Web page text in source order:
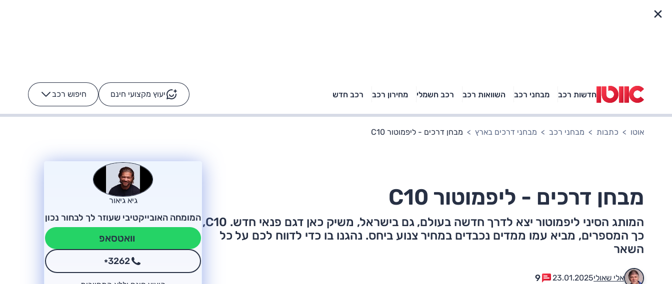
חדשות רכב מבחני רכב השוואות רכב רכב חשמלי מחירון רכב רכב חדש יעוץ מקצועי חינם חיפוש רכב -
באיזה רכב פנאי נוסעת
טויוטה ראב 4, קיה
ספורטאז' לונג ויונדאי
הנייר ועל הכביש
רכבי הסלבס: על מה נוסע
הרכב לא מתקלקל. המסך
כן
אוטו כתבות מבחני רכב מבחני דרכים בארץ מבחן דרכים - ליפמוטור C10
מבחן דרכים - ליפמוטור C10
המותג הסיני ליפמוטור יצא לדרך חדשה בעולם, גם בישראל, משיק כאן דגם פנאי חדש. C10,
כך המספרים, מביא עמו ממדים נכבדים במחיר צנוע ביחס. נהגנו בו כדי לדווח לכם על כל
השאר
אלי שאולי23.01.2025
9
גיא גיאור
המומחה האובייקטיבי שעוזר לך לבחור נכון
וואטסאפ
*3262